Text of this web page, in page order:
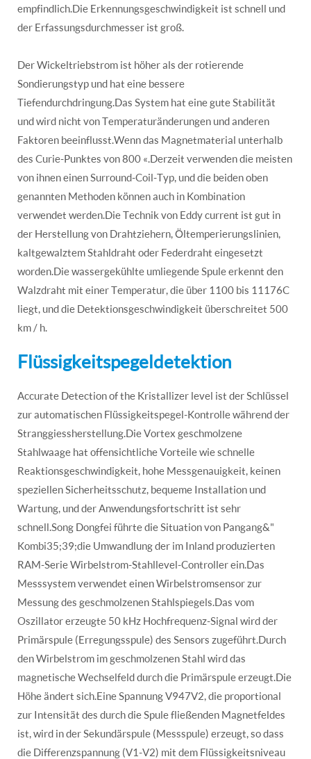
empfindlich.Die Erkennungsgeschwindigkeit ist schnell und
der Erfassungsdurchmesser ist groß.
Der Wickeltriebstrom ist höher als der rotierende
Sondierungstyp und hat eine bessere
Tiefendurchdringung.Das System hat eine gute Stabilität
und wird nicht von Temperaturänderungen und anderen
Faktoren beeinflusst.Wenn das Magnetmaterial unterhalb
des Curie-Punktes von 800 «.Derzeit verwenden die meisten
von ihnen einen Surround-Coil-Typ, und die beiden oben
genannten Methoden können auch in Kombination
verwendet werden.Die Technik von Eddy current ist gut in
der Herstellung von Drahtziehern, Öltemperierungslinien,
kaltgewalztem Stahldraht oder Federdraht eingesetzt
worden.Die wassergekühlte umliegende Spule erkennt den
Walzdraht mit einer Temperatur, die über 1100 bis 11176C
liegt, und die Detektionsgeschwindigkeit überschreitet 500
km / h.
Flüssigkeitspegeldetektion
Accurate Detection of the Kristallizer level ist der Schlüssel
zur automatischen Flüssigkeitspegel-Kontrolle während der
Stranggiessherstellung.Die Vortex geschmolzene
Stahlwaage hat offensichtliche Vorteile wie schnelle
Reaktionsgeschwindigkeit, hohe Messgenauigkeit, keinen
speziellen Sicherheitsschutz, bequeme Installation und
Wartung, und der Anwendungsfortschritt ist sehr
schnell.Song Dongfei führte die Situation von Pangang&"
Kombi35;39;die Umwandlung der im Inland produzierten
RAM-Serie Wirbelstrom-Stahllevel-Controller ein.Das
Messsystem verwendet einen Wirbelstromsensor zur
Messung des geschmolzenen Stahlspiegels.Das vom
Oszillator erzeugte 50 kHz Hochfrequenz-Signal wird der
Primärspule (Erregungsspule) des Sensors zugeführt.Durch
den Wirbelstrom im geschmolzenen Stahl wird das
magnetische Wechselfeld durch die Primärspule erzeugt.Die
Höhe ändert sich.Eine Spannung V947V2, die proportional
zur Intensität des durch die Spule fließenden Magnetfeldes
ist, wird in der Sekundärspule (Messspule) erzeugt, so dass
die Differenzspannung (V1-V2) mit dem Flüssigkeitsniveau